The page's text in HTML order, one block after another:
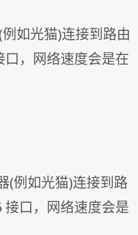
如光猫)连接到路由
口，网络速度会是在
(例如光猫)连接到路
接口，网络速度会是